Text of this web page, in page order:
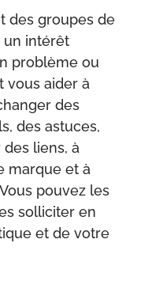
des groupes de
un intérêt
problème ou
vous aider à
des
des astuces,
liens, à
marque et à
pouvez les
solliciter en
et de votre